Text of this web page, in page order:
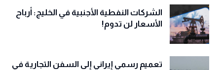
الشركات النفطية الأجنبية في الخليج: أرباح
الأسعار لن تدوم!
تعميم رسمي إيراني إلى السفن التجارية في